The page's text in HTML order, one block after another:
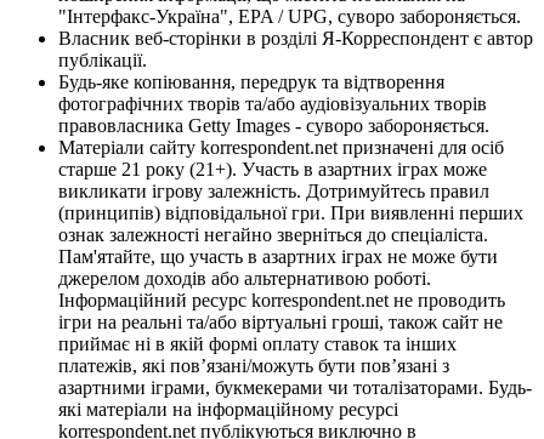
"Інтерфакс-Україна", EPA / UPG, суворо забороняється.
Власник веб-сторінки в розділі Я-Корреспондент є автор
публікації.
Будь-яке копіювання, передрук та відтворення
фотографічних творів та/або аудіовізуальних творів
правовласника Getty Images - суворо забороняється.
Матеріали сайту korrespondent.net призначені для осіб
старше 21 року (21+). Участь в азартних іграх може
викликати ігрову залежність. Дотримуйтесь правил
(принципів) відповідальної гри. При виявленні перших
ознак залежності негайно зверніться до спеціаліста.
Пам'ятайте, що участь в азартних іграх не може бути
джерелом доходів або альтернативою роботі.
Інформаційний ресурс korrespondent.net не проводить
ігри на реальні та/або віртуальні гроші, також сайт не
приймає ні в якій формі оплату ставок та інших
платежів, які пов’язані/можуть бути пов’язані з
азартними іграми, букмекерами чи тоталізаторами. Будь-
які матеріали на інформаційному ресурсі
korrespondent.net публікуються виключно в